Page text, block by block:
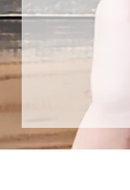
平素は格別の
下記期間を
2025年12月